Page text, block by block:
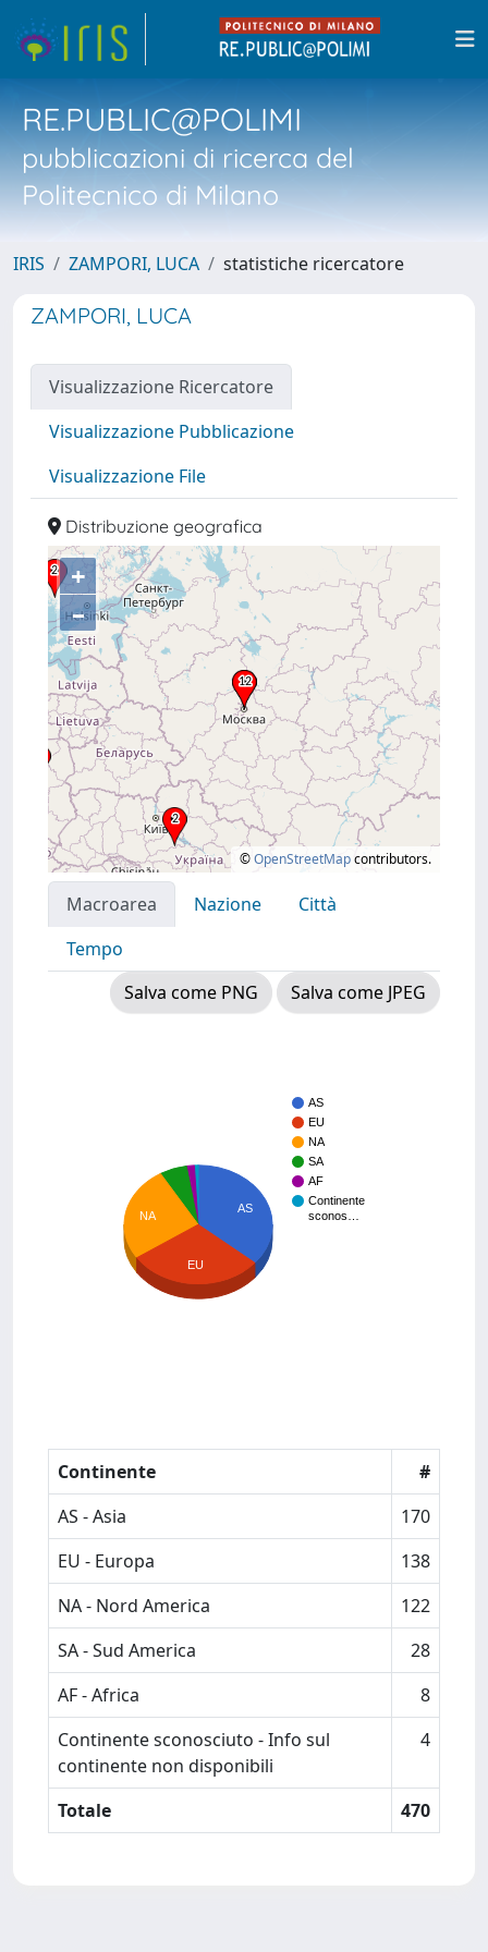
RE.PUBLIC@POLIMI
pubblicazioni di ricerca del
Politecnico di Milano
IRIS ZAMPORI, LUCA statistiche ricercatore
ZAMPORI, LUCA
Visualizzazione Ricercatore
Visualizzazione Pubblicazione
Visualizzazione File
Distribuzione geografica
+
–
©OpenStreetMapcontributors.
Macroarea Nazione
Città
Tempo
Salva come PNG
Salva come JPEG
AS
EU
NA
SA
AF
Continente
sconos…
AS
NA
EU
Continente
#
AS - Asia
170
EU - Europa
138
NA - Nord America
122
SA - Sud America
28
AF - Africa
8
Continente sconosciuto - Info sul
continente non disponibili
4
Totale 470